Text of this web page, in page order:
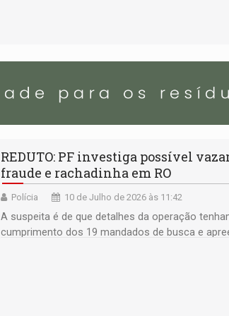
REDUTO: PF investiga possível
fraude e rachadinha em RO
Polícia 10 de Julho de 2026 às 11:42
A suspeita é de que detalhes da operação
cumprimento dos 19 mandados de busca e